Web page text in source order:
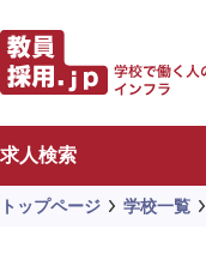
求人検索
トップページ 学校一覧